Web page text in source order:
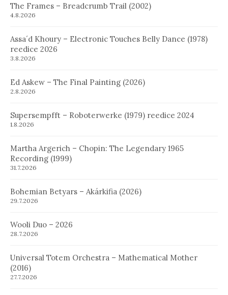
The Frames – Breadcrumb Trail (2002)
4.8.2026
Assa´d Khoury – Electronic Touches Belly Dance (1978)
reedice 2026
3.8.2026
Ed Askew – The Final Painting (2026)
2.8.2026
Supersempfft – Roboterwerke (1979) reedice 2024
1.8.2026
Martha Argerich – Chopin: The Legendary 1965
Recording (1999)
31.7.2026
Bohemian Betyars – Akárkifia (2026)
29.7.2026
Wooli Duo – 2026
28.7.2026
Universal Totem Orchestra – Mathematical Mother
(2016)
27.7.2026